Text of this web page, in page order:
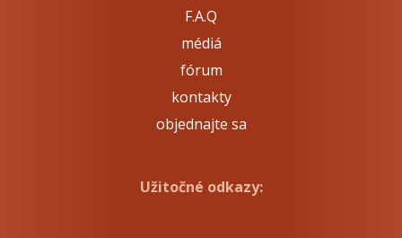
F.A.Q
médiá
fórum
kontakty
objednajte sa
Užitočné odkazy: